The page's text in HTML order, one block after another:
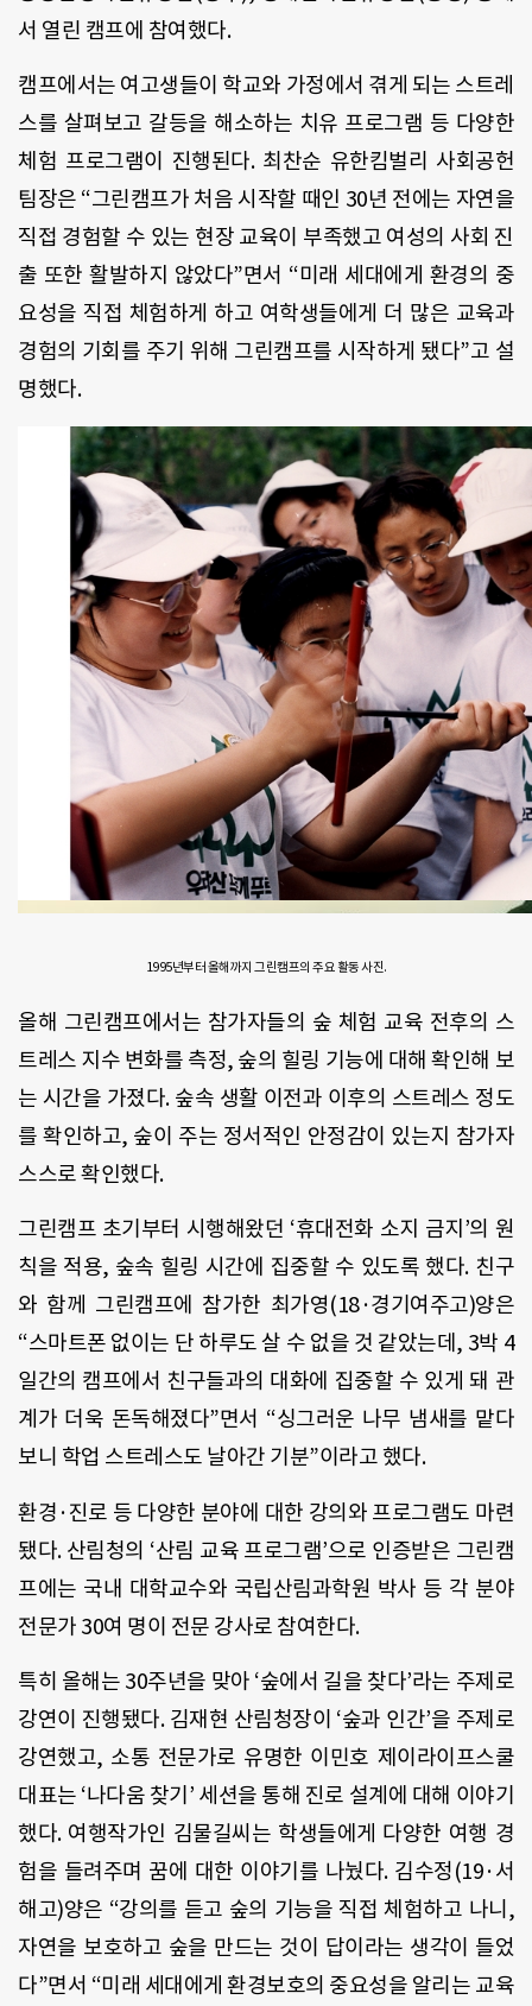
서 열린 캠프에 참여했다.
캠프에서는 여고생들이 학교와 가정에서 겪게 되는 스트레
스를 살펴보고 갈등을 해소하는 치유 프로그램 등 다양한
체험 프로그램이 진행된다. 최찬순 유한킴벌리 사회공헌
팀장은 “그린캠프가 처음 시작할 때인 30년 전에는 자연을
직접 경험할 수 있는 현장 교육이 부족했고 여성의 사회 진
출 또한 활발하지 않았다”면서 “미래 세대에게 환경의 중
요성을 직접 체험하게 하고 여학생들에게 더 많은 교육과
경험의 기회를 주기 위해 그린캠프를 시작하게 됐다”고 설
명했다.
1995년부터 올해까지 그린캠프의 주요 활동 사진.
올해 그린캠프에서는 참가자들의 숲 체험 교육 전후의 스
트레스 지수 변화를 측정, 숲의 힐링 기능에 대해 확인해 보
는 시간을 가졌다. 숲속 생활 이전과 이후의 스트레스 정도
를 확인하고, 숲이 주는 정서적인 안정감이 있는지 참가자
스스로 확인했다.
그린캠프 초기부터 시행해왔던 ‘휴대전화 소지 금지 ’의 원
칙을 적용, 숲속 힐링 시간에 집중할 수 있도록 했다. 친구
와 함께 그린캠프에 참가한 최가영(18·경기여주고)양은
“스마트폰 없이는 단 하루도 살 수 없을 것 같았는데 , 3박 4
일간의 캠프에서 친구들과의 대화에 집중할 수 있게 돼 관
계가 더욱 돈독해졌다”면서 “싱그러운 나무 냄새를 맡다
보니 학업 스트레스도 날아간 기분”이라고 했다.
환경·진로 등 다양한 분야에 대한 강의와 프로그램도 마련
됐다. 산림청의 ‘산림 교육 프로그램’으로 인증받은 그린캠
프에는 국내 대학교수와 국립산림과학원 박사 등 각 분야
전문가 30여 명이 전문 강사로 참여한다.
특히 올해는 30주년을 맞아 ‘숲에서 길을 찾다’라는 주제로
강연이 진행됐다. 김재현 산림청장이 ‘숲과 인간’을 주제로
강연했고, 소통 전문가로 유명한 이민호 제이라이프스쿨
대표는 ‘나다움 찾기 ’ 세션을 통해 진로 설계에 대해 이야기
했다. 여행작가인 김물길씨는 학생들에게 다양한 여행 경
험을 들려주며 꿈에 대한 이야기를 나눴다. 김수정(19·서
해고)양은 “강의를 듣고 숲의 기능을 직접 체험하고 나니 ,
자연을 보호하고 숲을 만드는 것이 답이라는 생각이 들었
다”면서 “미래 세대에게 환경보호의 중요성을 알리는 교육